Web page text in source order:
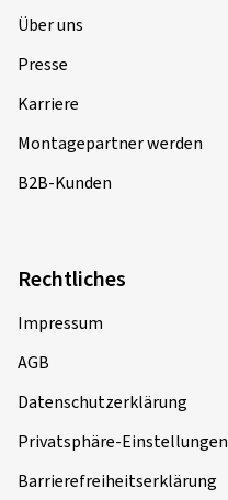
Über uns
Presse
Karriere
Montagepartner werden
B2B-Kunden
Rechtliches
Impressum
AGB
Datenschutzerklärung
Privatsphäre-Einstellungen
Barrierefreiheitserklärung